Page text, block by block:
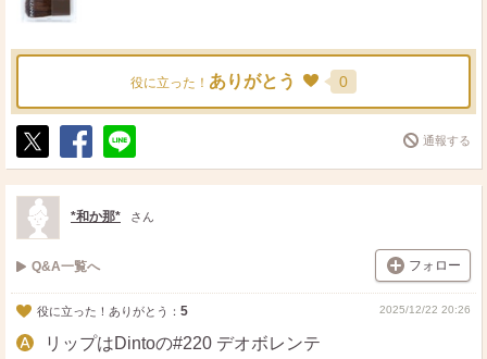
役に立った！ ありがとう 0
ポ
ス
ト
シ
ェ
送
る
通報する
*和か那* さん
Q&A一覧へ フォロー
役に立った！ありがとう： 5 2025/12/22 20:26
リップはDintoの#220 デオボレンテ